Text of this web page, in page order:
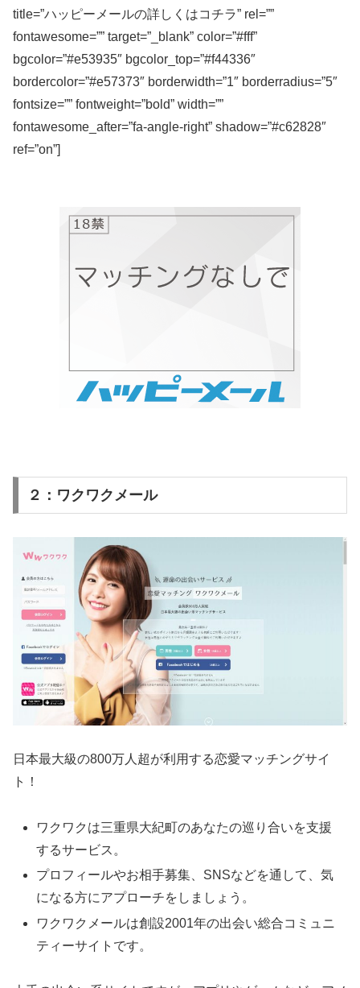
title=”ハッピーメールの詳しくはコチラ” rel=””
fontawesome=”” target=”_blank” color=”#fff”
bgcolor=”#e53935″ bgcolor_top=”#f44336″
bordercolor=”#e57373″ borderwidth=”1″ borderradius=”5″
fontsize=”” fontweight=”bold” width=””
fontawesome_after=”fa-angle-right” shadow=”#c62828″
ref=”on”]
２：ワクワクメール
日本最大級の800万人超が利用する恋愛マッチングサイ
ト！
ワクワクは三重県大紀町のあなたの巡り合いを支援
するサービス。
プロフィールやお相手募集、SNSなどを通して、気
になる方にアプローチをしましょう。
ワクワクメールは創設2001年の出会い総合コミュニ
ティーサイトです。